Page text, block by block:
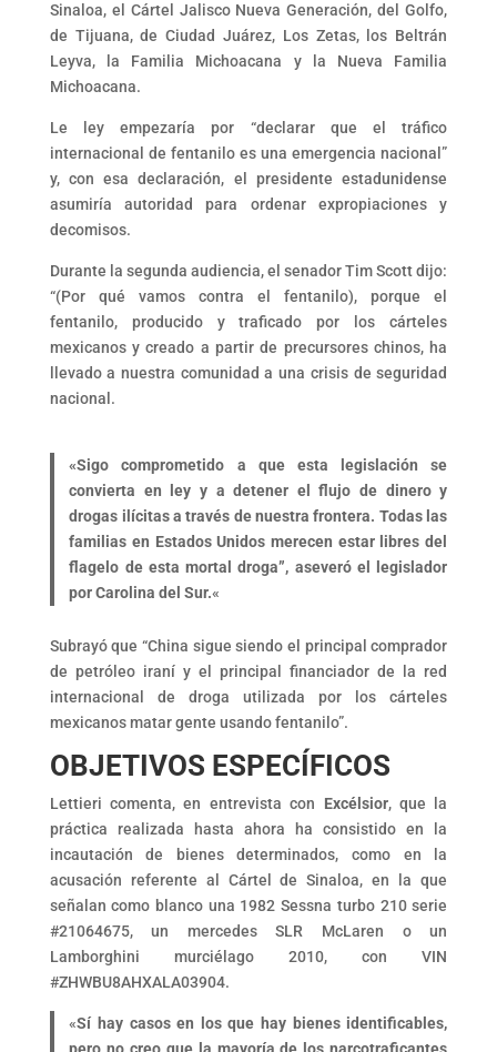
Sinaloa, el Cártel Jalisco Nueva Generación, del Golfo,
de Tijuana, de Ciudad Juárez, Los Zetas, los Beltrán
Leyva, la Familia Michoacana y la Nueva Familia
Michoacana.
Le ley empezaría por “declarar que el tráfico
internacional de fentanilo es una emergencia nacional”
y, con esa declaración, el presidente estadunidense
asumiría autoridad para ordenar expropiaciones y
decomisos.
Durante la segunda audiencia, el senador Tim Scott dijo:
“(Por qué vamos contra el fentanilo), porque el
fentanilo, producido y traficado por los cárteles
mexicanos y creado a partir de precursores chinos, ha
llevado a nuestra comunidad a una crisis de seguridad
nacional.
«Sigo comprometido a que esta legislación se
convierta en ley y a detener el flujo de dinero y
drogas ilícitas a través de nuestra frontera. Todas las
familias en Estados Unidos merecen estar libres del
flagelo de esta mortal droga”, aseveró el legislador
por Carolina del Sur.«
Subrayó que “China sigue siendo el principal comprador
de petróleo iraní y el principal financiador de la red
internacional de droga utilizada por los cárteles
mexicanos matar gente usando fentanilo”.
OBJETIVOS ESPECÍFICOS
Lettieri comenta, en entrevista con Excélsior, que la
práctica realizada hasta ahora ha consistido en la
incautación de bienes determinados, como en la
acusación referente al Cártel de Sinaloa, en la que
señalan como blanco una 1982 Sessna turbo 210 serie
#21064675, un mercedes SLR McLaren o un
Lamborghini murciélago 2010, con VIN
#ZHWBU8AHXALA03904.
«Sí hay casos en los que hay bienes identificables,